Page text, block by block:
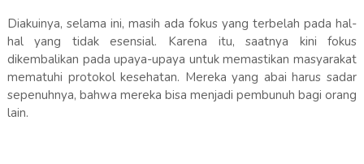
Diakuinya, selama ini, masih ada fokus yang terbelah pada hal-
hal yang tidak esensial. Karena itu, saatnya kini fokus
dikembalikan pada upaya-upaya untuk memastikan masyarakat
mematuhi protokol kesehatan. Mereka yang abai harus sadar
sepenuhnya, bahwa mereka bisa menjadi pembunuh bagi orang
lain.